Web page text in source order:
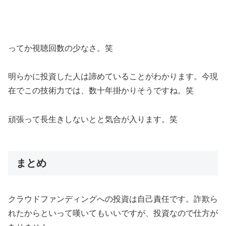
ってか視聴回数の少なさ。笑
明らかに投資した人は諦めていることがわかります。今現
在でこの技術力では、数十年掛かりそうですね。笑
頑張って長生きしないとと気合が入ります。笑
まとめ
クラウドファンディングへの投資は自己責任です。詐欺ら
れたからといって嘆いてもいいですが、投資なので仕方が